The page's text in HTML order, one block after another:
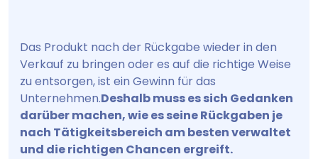
Das Produkt nach der Rückgabe wieder in den
Verkauf zu bringen oder es auf die richtige Weise
zu entsorgen, ist ein Gewinn für das
Unternehmen.Deshalb muss es sich Gedanken
darüber machen, wie es seine Rückgaben je
nach Tätigkeitsbereich am besten verwaltet
und die richtigen Chancen ergreift.